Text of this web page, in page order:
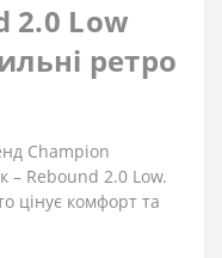
2.0 Low
ретро
Champion
– Rebound 2.0 Low.
цінує комфорт та